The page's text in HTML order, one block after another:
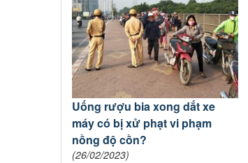
Uống rượu bia xong dắt xe
máy có bị xử phạt vi phạm
nồng độ cồn?
(26/02/2023)